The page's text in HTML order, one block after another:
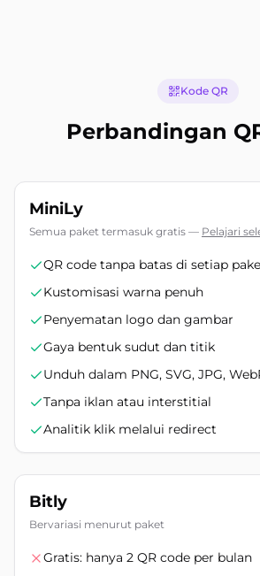
Kode QR
Perbandingan
MiniLy
Semua paket termasuk gratis — Pelajari
QR code tanpa batas di setiap
Kustomisasi warna penuh
Penyematan logo dan gambar
Gaya bentuk sudut dan titik
Unduh dalam PNG, SVG, JPG,
Tanpa iklan atau interstitial
Analitik klik melalui redirect
Bitly
Bervariasi menurut paket
Gratis: hanya 2 QR code per bulan